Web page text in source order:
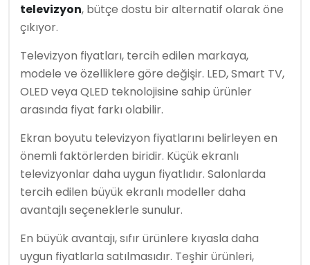
televizyon, bütçe dostu bir alternatif olarak öne
çıkıyor.
Televizyon fiyatları, tercih edilen markaya,
modele ve özelliklere göre değişir. LED, Smart TV,
OLED veya QLED teknolojisine sahip ürünler
arasında fiyat farkı olabilir.
Ekran boyutu televizyon fiyatlarını belirleyen en
önemli faktörlerden biridir. Küçük ekranlı
televizyonlar daha uygun fiyatlıdır. Salonlarda
tercih edilen büyük ekranlı modeller daha
avantajlı seçeneklerle sunulur.
En büyük avantajı, sıfır ürünlere kıyasla daha
uygun fiyatlarla satılmasıdır. Teşhir ürünleri,